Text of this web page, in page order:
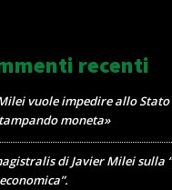
recenti
vuole impedire allo
moneta»
di Javier Milei sulla